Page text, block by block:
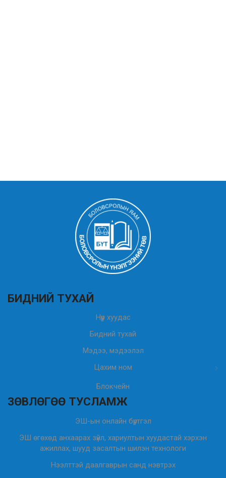
БИДНИЙ ТУХАЙ
Нүүр хуудас
Бидний тухай
Мэдээ, мэдээлэл
Цахим ном
Блокчейн
ЗӨВЛӨГӨӨ ТУСЛАМЖ
ЭШ-ын онлайн бүртгэл
ЭШ өгөхөд анхаарах зүйл, хариултын хуудастай хэрхэн
ажиллах, шууд засалтын шилэн технологи
Нээлттэй даалгаврын санд нэвтрэх